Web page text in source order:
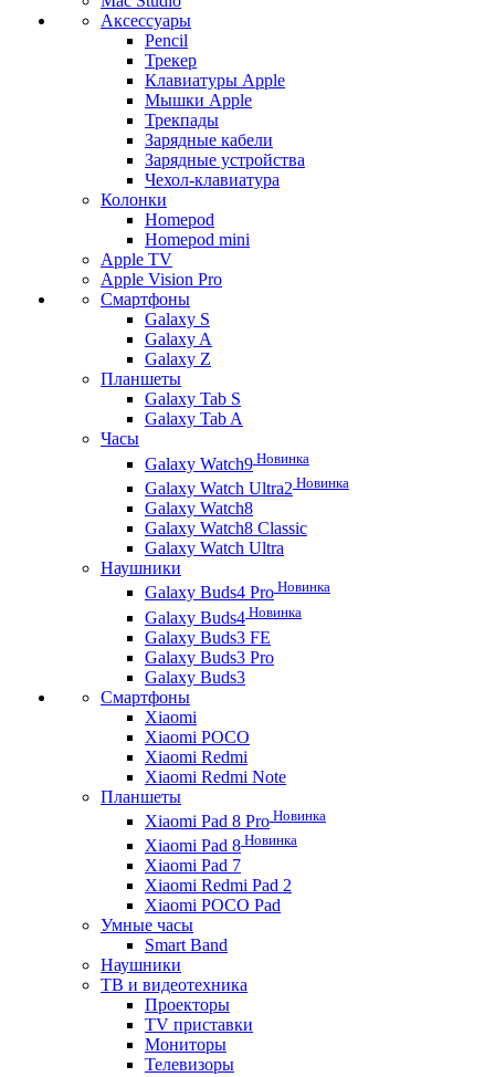
Аксессуары
Pencil
Трекер
Клавиатуры Apple
Мышки Apple
Трекпады
Зарядные кабели
Зарядные устройства
Чехол-клавиатура
Колонки
Homepod
Homepod mini
Apple TV
Apple Vision Pro
Смартфоны
Galaxy S
Galaxy A
Galaxy Z
Планшеты
Galaxy Tab S
Galaxy Tab A
Часы
Galaxy Watch9 Новинка
Galaxy Watch Ultra2 Новинка
Galaxy Watch8
Galaxy Watch8 Classic
Galaxy Watch Ultra
Наушники
Galaxy Buds4 Pro Новинка
Galaxy Buds4 Новинка
Galaxy Buds3 FE
Galaxy Buds3 Pro
Galaxy Buds3
Смартфоны
Xiaomi
Xiaomi POCO
Xiaomi Redmi
Xiaomi Redmi Note
Планшеты
Xiaomi Pad 8 Pro Новинка
Xiaomi Pad 8 Новинка
Xiaomi Pad 7
Xiaomi Redmi Pad 2
Xiaomi POCO Pad
Умные часы
Smart Band
Наушники
ТВ и видеотехника
Проекторы
TV приставки
Мониторы
Телевизоры